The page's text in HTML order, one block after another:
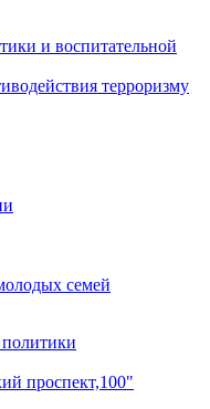
и воспитательной
терроризму
семей
проспект,100"